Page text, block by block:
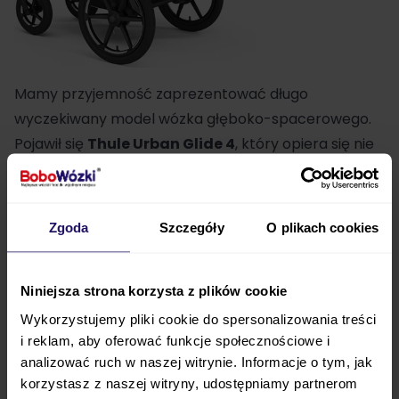
Zgoda Szczegóły O plikach cookies
Niniejsza strona korzysta z plików cookie
Wykorzystujemy pliki cookie do spersonalizowania treści
i reklam, aby oferować funkcje społecznościowe i
analizować ruch w naszej witrynie. Informacje o tym, jak
korzystasz z naszej witryny, udostępniamy partnerom
Mamy przyjemność zaprezentować długo
wyczekiwany model wózka głęboko-spacerowego.
Pojawił się ThuleUrban Glide 4, który opiera się nie
na 3, alena 4 kołach pompowanych
. Ich duży
rozmiar ułatwia
nawierzchni
, a pompowane koła
zapewniają
dopasowanie go do aktualnych potrzeb rodzica
i dziecka. Maluch może korzystać z wózka od
pierwszych dni życiaaż do czasu osiągnięcia wagi
22 kg.